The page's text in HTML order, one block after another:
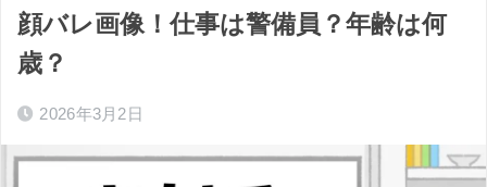
顔バレ画像！仕事は警備員？年齢は何
歳？
2026年3月2日